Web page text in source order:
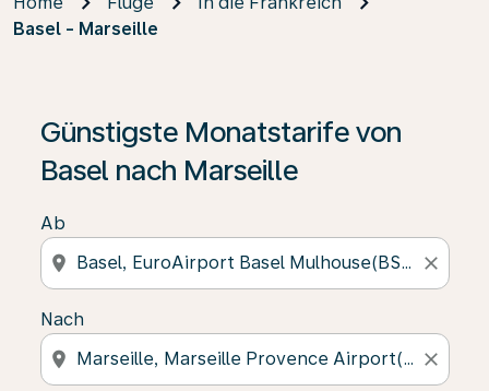
Basel - Marseille
Günstigste Monatstarife von
Basel nach Marseille
Ab
location_on close
Nach
location_on close
Wenn keine Ergebnisse gefunden wurden, klicken